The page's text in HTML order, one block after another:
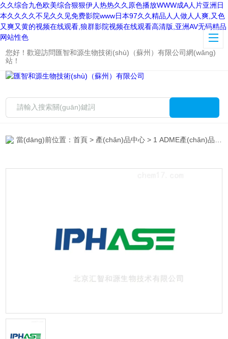
久久综合九色欧美综合狠狠伊人热热久久原色播放WWW成A人片亚洲日
本久久久久不见久久见免费影院www日本97久久精品人人做人人爽,又色
又爽又黄的视频在线观看,狼群影院视频在线观看高清版,亚洲AV无码精品
网站性色
您好！歡迎訪問匯智和源生物技術(shù)（蘇州）有限公司網(wǎng)
站！
當(dāng)前位置：首頁 > 產(chǎn)品中心 > 1 ADME產(chǎn)品